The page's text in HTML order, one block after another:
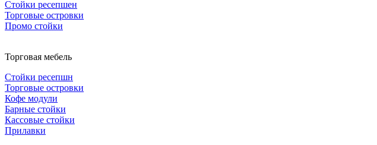
Стойки ресепшен
Торговые островки
Промо стойки
Торговая мебель
Стойки ресепшн
Торговые островки
Кофе модули
Барные стойки
Кассовые стойки
Прилавки